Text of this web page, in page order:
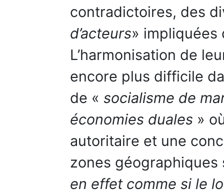
contradictoires, des
d’acteurs» impliquées
L’harmonisation de
encore plus difficile
de « socialisme de
économies duales »
autoritaire et une
zones
en effet comme si le